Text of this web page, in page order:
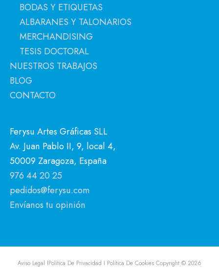
BODAS Y ETIQUETAS
ALBARANES Y TALONARIOS
MERCHANDISING
TESIS DOCTORAL
NUESTROS TRABAJOS
BLOG
CONTACTO
Ferysu Artes Gráficas SLL
Av. Juan Pablo II, 9, local 4,
50009 Zaragoza, España
976 44 20 25
pedidos@ferysu.com
Envíanos tu opinión
Aviso Legal IPolítica De Privacidad I Política De Cookies Copyright © 2026